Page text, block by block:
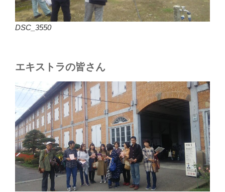
DSC_3550
エキストラの皆さん